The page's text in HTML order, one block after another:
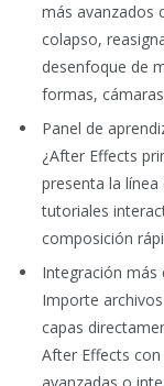
más avanzados
colapso,
desenfoque de
formas,
Panel de
¿After Effects
presenta la
tutoriales
composición
Integración más
Importe
capas
After Effects